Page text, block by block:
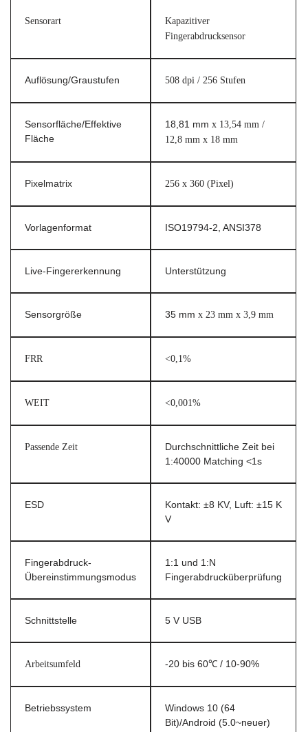
Sensorart
Kapazitiver
Fingerabdrucksensor
Auflösung/Graustufen 508 dpi / 256 Stufen
Sensorfläche/Effektive
Fläche
18,81 mm x 13,54 mm /
12,8 mm x 18 mm
Pixelmatrix 256 x 360 (Pixel)
Vorlagenformat ISO19794-2, ANSI378
Live-Fingererkennung Unterstützung
Sensorgröße 35 mm x 23 mm x 3,9 mm
FRR <0,1%
WEIT <0,001%
Passende Zeit
Durchschnittliche Zeit bei
1:40000 Matching <1s
ESD
Kontakt: ±8 KV, Luft: ±15 K
V
Fingerabdruck-
Übereinstimmungsmodus
1:1 und 1:N
Fingerabdrucküberprüfung
Schnittstelle 5 V USB
Arbeitsumfeld -20 bis 60℃ / 10-90%
Betriebssystem
Windows 10 (64
Bit)/Android (5.0~neuer)